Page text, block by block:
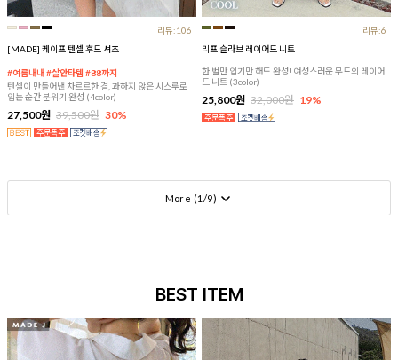
리뷰:106
[MADE] 케이프 텐셀 후드 셔츠
#여름내내 #살안타템 #88까지
텐셀이 만들어낸 차르르한 결, 과하지 않은 시스루로
입는 순간 분위기 완성 (4color)
27,500원 39,500원 30%
리뷰:6
리프 슬라브 레이어드 니트
한 벌만 입기만 해도 완성! 여성스러운 무드의 레이어
드 니트 (3color)
25,800원 32,000원 19%
More (1 /9)
BEST ITEM